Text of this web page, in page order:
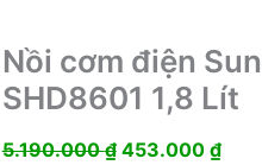
Nồi cơm điện
SHD8601 1,8 Lít
5.190.000₫ Giá
453.000 ₫Giá